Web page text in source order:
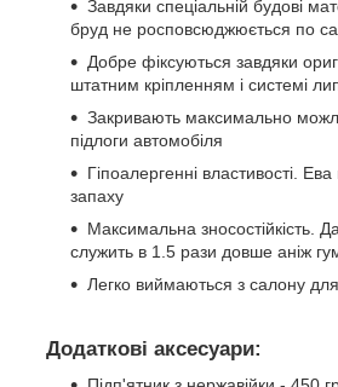
Завдяки спеціальній будові
бруд не росповсюджюється по
Добре фіксуються завдяки
штатним кріпленням і системі
Закривають максимально
підлоги автомобіля
Гіпоалергенні властивості.
запаху
Максимальна зносостійкість.
служить в 1.5 рази довше аніж
Легко виймаються з салону
Додаткові аксесуари: